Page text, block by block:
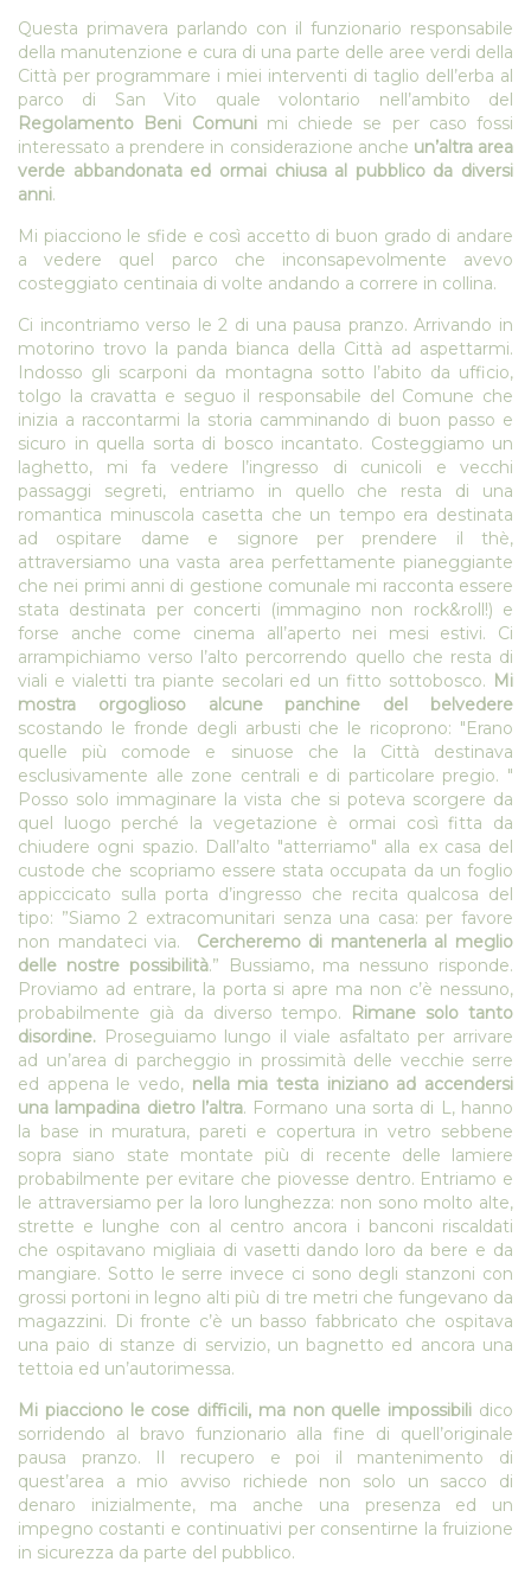
Questa primavera parlando con il funzionario responsabile
della manutenzione e cura di una parte delle aree verdi della
Città per programmare i miei interventi di taglio dell’erba al
parco di San Vito quale volontario nell’ambito del
Regolamento Beni Comunimi chiede se per caso fossi
interessato a prendere in considerazione anche un’altra area
verde abbandonata ed ormai chiusa al pubblico da diversi
anni.
Mi piacciono le sfide e così accetto di buon grado di andare
a vedere quel parco che inconsapevolmente avevo
costeggiato centinaia di volte andando a correre in collina.
Ci incontriamo verso le 2 di una pausa pranzo. Arrivando in
motorino trovo la panda bianca della Città ad aspettarmi.
Indosso gli scarponi da montagna sotto l’abito da ufficio,
tolgo la cravatta e seguo il responsabile del Comune che
inizia a raccontarmi la storia camminando di buon passo e
sicuro in quella sorta di bosco incantato. Costeggiamo un
laghetto, mi fa vedere l’ingresso di cunicoli e vecchi
passaggi segreti, entriamo in quello che resta di una
romantica minuscola casetta che un tempo era destinata
ad ospitare dame e signore per prendere il thè,
attraversiamo una vasta area perfettamente pianeggiante
che nei primi anni di gestione comunale mi racconta essere
stata destinata per concerti (immagino non rock&roll!) e
forse anche come cinema all’aperto nei mesi estivi. Ci
arrampichiamo verso l’alto percorrendo quello che resta di
viali e vialetti tra piante secolari ed un fitto sottobosco. Mi
mostra orgoglioso alcune panchine del belvedere
scostando le fronde degli arbusti che le ricoprono: "Erano
quelle più comode e sinuose che la Città destinava
esclusivamente alle zone centrali e di particolare pregio. "
Posso solo immaginare la vista che si poteva scorgere da
quel luogo perché la vegetazione è ormai così fitta da
chiudere ogni spazio. Dall’alto "atterriamo" alla ex casa del
custode che scopriamo essere stata occupata da un foglio
appiccicato sulla porta d’ingresso che recita qualcosa del
tipo: ”Siamo 2 extracomunitari senza una casa: per favore
non mandateci via. Cercheremo di mantenerla al meglio
delle nostre possibilità.” Bussiamo, ma nessuno risponde.
Proviamo ad entrare, la porta si apre ma non c’è nessuno,
probabilmente già da diverso tempo.
Rimane solo tanto
disordine. Proseguiamo lungo il viale asfaltato per arrivare
ad un’area di parcheggio in prossimità delle vecchie serre
ed appena le vedo, nella mia testa iniziano ad accendersi
una lampadina dietro l’altra. Formano una sorta di L, hanno
la base in muratura, pareti e copertura in vetro sebbene
sopra siano state montate più di recente delle lamiere
probabilmente per evitare che piovesse dentro. Entriamo e
le attraversiamo per la loro lunghezza: non sono molto alte,
strette e lunghe con al centro ancora i banconi riscaldati
che ospitavano migliaia di vasetti dando loro da bere e da
mangiare. Sotto le serre invece ci sono degli stanzoni con
grossi portoni in legno alti più di tre metri che fungevano da
magazzini. Di fronte c’è un basso fabbricato che ospitava
una paio di stanze di servizio, un bagnetto ed ancora una
tettoia ed un’autorimessa.
Mi piacciono le cose difficili, ma non quelle impossibili dico
sorridendo al bravo funzionario alla fine di quell’originale
pausa pranzo. Il recupero e poi il mantenimento di
quest’area a mio avviso richiede non solo un sacco di
denaro inizialmente, ma anche una presenza ed un
impegno costanti e continuativi per consentirne la fruizione
in sicurezza da parte del pubblico.